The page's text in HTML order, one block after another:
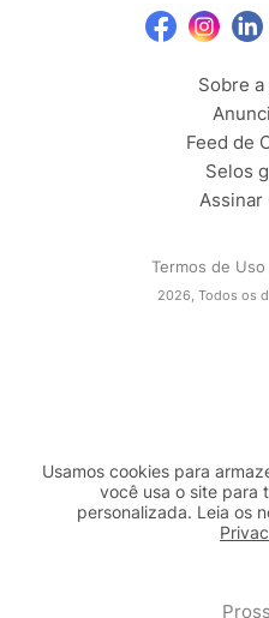
Sobre
Feed de
Selos
Assinar
Termos de Uso
2026, Todos os
Usamos cookies para
você usa o site para
personalizada. Leia os